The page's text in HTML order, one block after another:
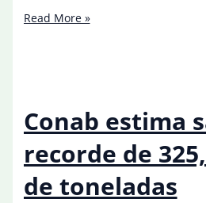
Ministério
do
PIB
em
2025
Read More »
Conab estima
recorde de
de toneladas